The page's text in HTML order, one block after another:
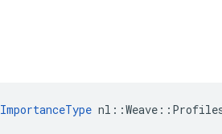
ImportanceType